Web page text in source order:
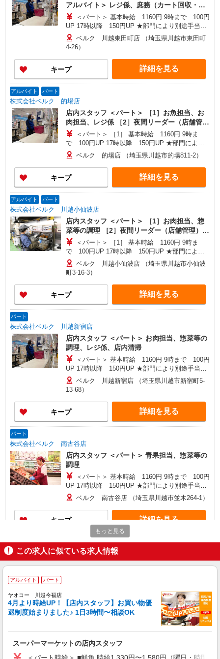
アルバイト＞ レジ係、庶務（カート回収・清
掃、他／高校生不可）
＜パート＞ 基本時給 1160円 9時まで 100円
UP 17時以降 150円UP ★部門により別途手当が
つく場合あり ＜学生アルバイト＞ 17時まで 基
本時給1160円 17時以降 時給1210円（一律夜間
手当含む） ※22時以降は18歳以上（高校生不可）
※22時以降 基本時給より25％UP ★評価制度で
時給UP！ ★パートは日・祝日は更に時給100円
UP！ 上記時間帯は募集時間ではありません。募
ベルク 川越東田町店 （埼玉県川越市東田町
4-26）
キープ 詳細を見る
アルバイト パート
株式会社ベルク 的場店
店内スタッフ ＜パート＞ ［1］お魚担当、お
肉担当、レジ係 ［2］夜間リーダー（店舗管
理） ＜学生アルバイト＞ レジ係（高校生不
可）
＜パート＞ ［1］ 基本時給 1160円 9時ま
で 100円UP 17時以降 150円UP ★部門により
別途手当がつく場合あり ［2］ 9時〜17時 基本
時給1455円 17時〜22時 時給1605円（一律夜間
手当含む） ＜学生アルバイト＞ 17時まで 基本
時給1160円 17時以降 時給1210円（一律夜間手
当含む） ※22時以降は18歳以上（高校生不可）
時給UP！ ★パートは日・祝日は更に時給100円
UP！ 上記時間帯は募集時間ではありません。募
集時間は勤務時間・曜日欄でご確認ください。
ベルク 的場店 （埼玉県川越市的場811-2）
キープ 詳細を見る
アルバイト パート
株式会社ベルク 川越小仙波店
店内スタッフ ＜パート＞ ［1］お肉担当、惣
菜等の調理 ［2］夜間リーダー（店舗管理）
＜学生アルバイト＞ 庶務（カート回収・清
掃、他／高校生不可）
＜パート＞ ［1］ 基本時給 1160円 9時ま
で 100円UP 17時以降 150円UP ★部門により
別途手当がつく場合あり ［2］ 9時〜17時 基本
時給1455円 17時〜22時 時給1605円（一律夜間
手当含む） ＜学生アルバイト＞ 17時まで 基本
時給1160円 17時以降 時給1210円（一律夜間手
当含む） ※22時以降は18歳以上（高校生不可）
※22時以降 基本時給より25％UP ★評価制度で
UP！ 上記時間帯は募集時間ではありません。募
集時間は勤務時間・曜日欄でご確認ください。
ベルク 川越小仙波店 （埼玉県川越市小仙波
町3-16-3）
キープ 詳細を見る
パート
株式会社ベルク 川越新宿店
店内スタッフ ＜パート＞ お肉担当、惣菜等の
調理、レジ係、店内清掃
＜パート＞ 基本時給 1160円 9時まで 100円
UP 17時以降 150円UP ★部門により別途手当が
つく場合あり ※22時以降 基本時給より25％UP
★評価制度で時給UP！ ★パートは日・祝日は更
に時給100円UP！ 上記時間帯は募集時間ではあり
ません。募集時間は勤務時間・曜日欄でご確認く
ださい。
ベルク 川越新宿店 （埼玉県川越市新宿町5-
13-68）
キープ 詳細を見る
パート
株式会社ベルク 南古谷店
店内スタッフ ＜パート＞ 青果担当、惣菜等の
調理
＜パート＞ 基本時給 1160円 9時まで 100円
UP 17時以降 150円UP ★部門により別途手当が
つく場合あり ※22時以降 基本時給より25％UP
★評価制度で時給UP！ ★パートは日・祝日は更
に時給100円UP！ 上記時間帯は募集時間ではあり
ません。募集時間は勤務時間・曜日欄でご確認く
ベルク 南古谷店 （埼玉県川越市並木264-1）
キープ 詳細を見る
アルバイト パート
ヤオコー 川越今福店
降：時給1480円〜 ★土曜＋100円 ★日・祝＋100
円 ■鮮魚以外 時給1,230円〜1,480円（曜日・時間
帯による） 時給1230円〜 18時以降：時給1380
円〜 ★土曜＋100円 ★日・祝＋100円 ※アルバイ
埼玉県川越市大字今福1444番地
詳細を見る
アルバイト パート
もっと見る
この求人に似ている求人情報
アルバイト パート
ヤオコー 川越今福店
4月より時給UP！【店内スタッフ】お買い物優
遇制度始まりました♪ 1日3時間〜相談OK
スーパーマーケットの店内スタッフ